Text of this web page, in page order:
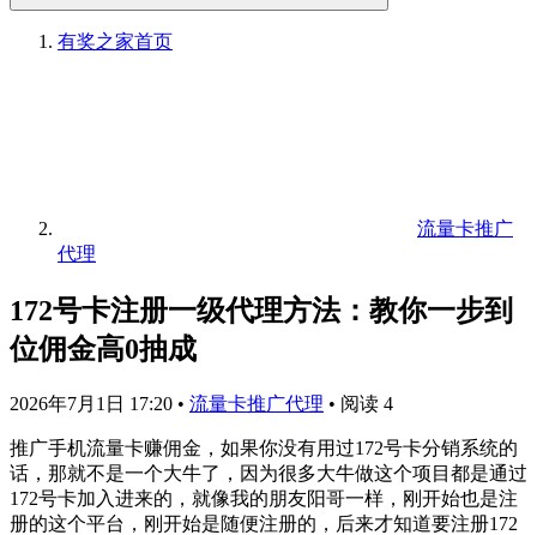
有奖之家首页
流量卡推广
代理
172号卡注册一级代理方法：教你一步到
位佣金高0抽成
2026年7月1日 17:20 • 流量卡推广代理 • 阅读 4
推广手机流量卡赚佣金，如果你没有用过172号卡分销系统的
话，那就不是一个大牛了，因为很多大牛做这个项目都是通过
172号卡加入进来的，就像我的朋友阳哥一样，刚开始也是注
册的这个平台，刚开始是随便注册的，后来才知道要注册172